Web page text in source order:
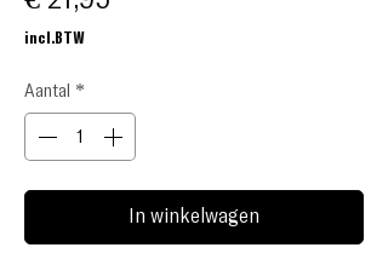
incl.BTW
Aantal *
In winkelwagen